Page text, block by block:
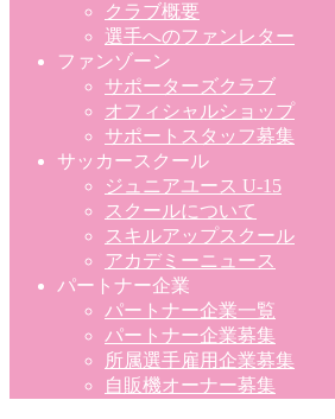
クラブ概要
選手へのファンレター
ファンゾーン
サポーターズクラブ
オフィシャルショップ
サポートスタッフ募集
サッカースクール
ジュニアユース U-15
スクールについて
スキルアップスクール
アカデミーニュース
パートナー企業
パートナー企業一覧
パートナー企業募集
所属選手雇用企業募集
自販機オーナー募集